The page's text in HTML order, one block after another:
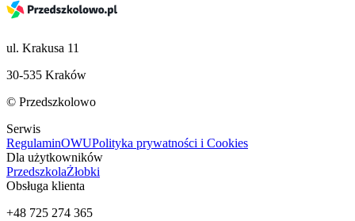
ul. Krakusa 11
30-535 Kraków
© Przedszkolowo
Serwis
RegulaminOWUPolityka prywatności i Cookies
Dla użytkowników
PrzedszkolaŻłobki
Obsługa klienta
+48 725 274 365